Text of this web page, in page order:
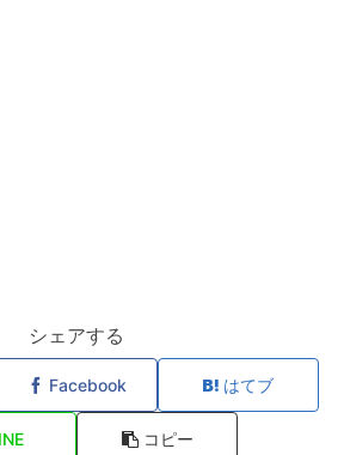
シェアする
Facebook はてブ
コピー